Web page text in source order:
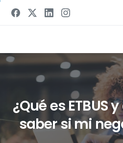
¿QuéesETBUSy
sabersi mi